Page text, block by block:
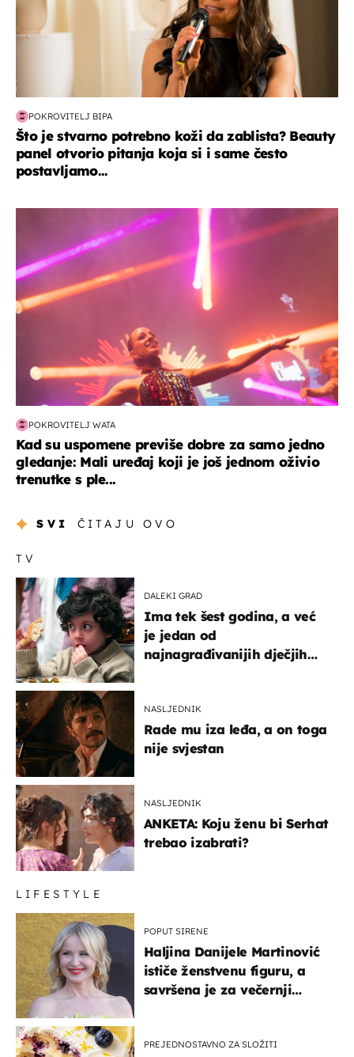
POKROVITELJ BIPA
Što je stvarno potrebno koži da zablista? Beauty
panel otvorio pitanja koja si i same često
postavljamo...
POKROVITELJ WATA
Kad su uspomene previše dobre za samo jedno
gledanje: Mali uređaj koji je još jednom oživio
trenutke s ple...
SVI ČITAJU OVO
TV
DALEKI GRAD
Ima tek šest godina, a već
je jedan od
najnagrađivanijih dječjih
NASLJEDNIK
Rade mu iza leđa, a on toga
nije svjestan
NASLJEDNIK
ANKETA: Koju ženu bi Serhat
trebao izabrati?
LIFESTYLE
POPUT SIRENE
Haljina Danijele Martinović
ističe ženstvenu figuru, a
savršena je za večernji
PREJEDNOSTAVNO ZA SLOŽITI